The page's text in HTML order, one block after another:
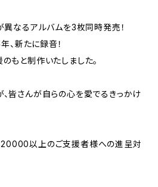
なるアルバムを3枚同時発売！
、新たに録音！
もと制作いたしました。
皆さんが自らの心を愛でるきっかけ
20000以上のご支援者様への進呈対